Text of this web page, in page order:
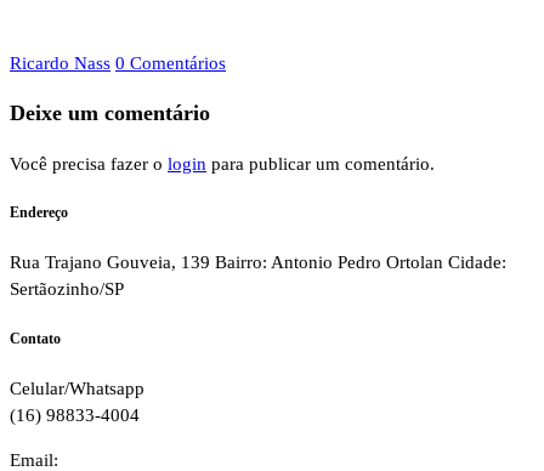
Ricardo Nass 0 Comentários
Deixe um comentário
Você precisa fazer o login para publicar um comentário.
Endereço
Rua Trajano Gouveia, 139 Bairro: Antonio Pedro Ortolan Cidade:
Sertãozinho/SP
Contato
Celular/Whatsapp
(16) 98833-4004
Email: